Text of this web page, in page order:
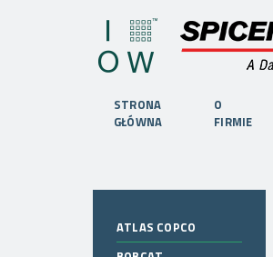
STRONA
GŁÓWNA
O
FIRMIE
ATLAS COPCO